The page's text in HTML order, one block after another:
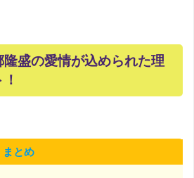
盛の愛情が込められた理
とめ